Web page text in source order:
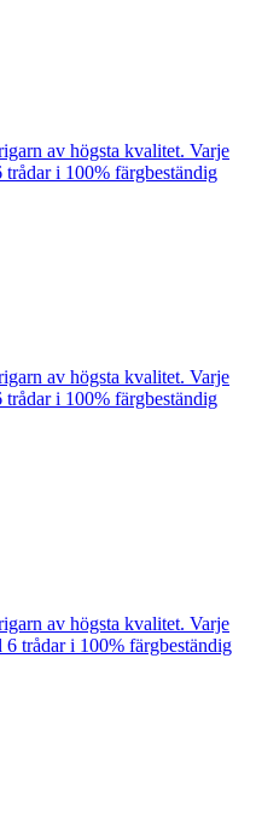
av högsta kvalitet. Varje
i 100% färgbeständig
av högsta kvalitet. Varje
i 100% färgbeständig
av högsta kvalitet. Varje
trådar i 100% färgbeständig